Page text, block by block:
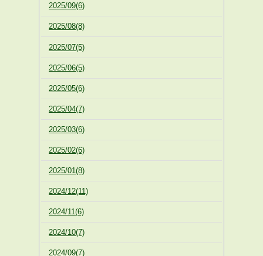
2025/09(6)
2025/08(8)
2025/07(5)
2025/06(5)
2025/05(6)
2025/04(7)
2025/03(6)
2025/02(6)
2025/01(8)
2024/12(11)
2024/11(6)
2024/10(7)
2024/09(7)